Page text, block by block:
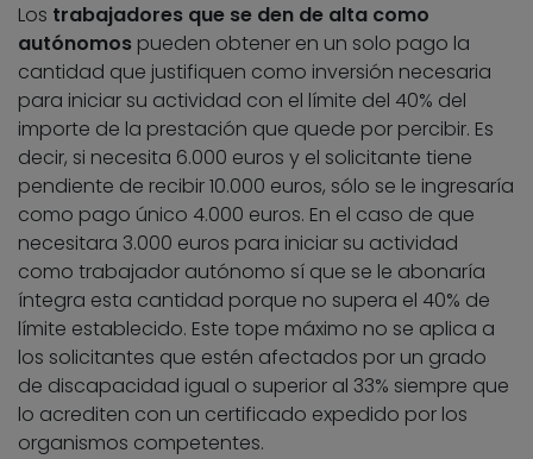
Los trabajadores que se den de alta como
autónomos pueden obtener en un solo pago la
cantidad que justifiquen como inversión necesaria
para iniciar su actividad con el límite del 40% del
importe de la prestación que quede por percibir. Es
decir, si necesita 6.000 euros y el solicitante tiene
pendiente de recibir 10.000 euros, sólo se le ingresaría
como pago único 4.000 euros. En el caso de que
necesitara 3.000 euros para iniciar su actividad
como trabajador autónomo sí que se le abonaría
íntegra esta cantidad porque no supera el 40% de
límite establecido. Este tope máximo no se aplica a
los solicitantes que estén afectados por un grado
de discapacidad igual o superior al 33% siempre que
lo acrediten con un certificado expedido por los
organismos competentes.